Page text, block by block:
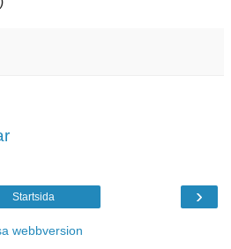
›
Startsida
webbversion